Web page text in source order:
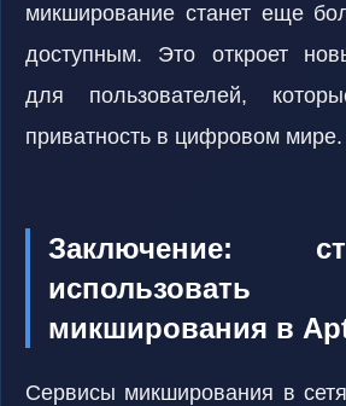
микширование станет еще
доступным. Это откроет
для пользователей,
приватность в цифровом мире.
Заключение:
использовать
микширования в
Сервисы микширования в